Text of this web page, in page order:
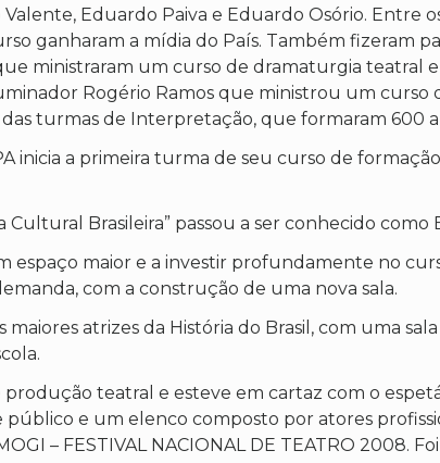
Eduardo Paiva e Eduardo Osório. Entre
ganharam a mídia do País. Também fizeram
ministraram um curso de dramaturgia teatral
Rogério Ramos que ministrou um
turmas de Interpretação, que formaram 600
inicia a primeira turma de seu curso de
Cultural Brasileira” passou a ser conhecido como
espaço maior e a investir profundamente no
com a construção de uma nova sala.
atrizes da História do Brasil, com uma
teatral e esteve em cartaz com o
e um elenco composto por atores
– FESTIVAL NACIONAL DE TEATRO 2008.